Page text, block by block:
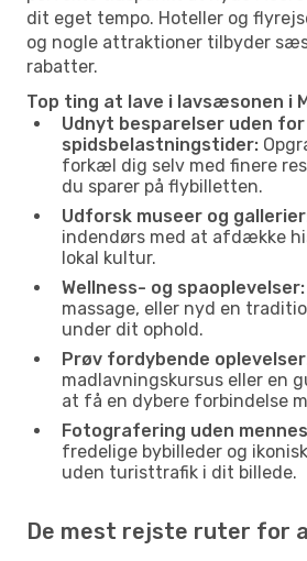
dit eget tempo. Hoteller og
og nogle attraktioner tilbyder
rabatter.
Top ting at lave i lavsæsonen i
Udnyt besparelser uden for
spidsbelastningstider:
forkæl dig selv med finere
du sparer på flybilletten.
Udforsk museer og
indendørs med at afdække
lokal kultur.
Wellness- og spaoplevelser:
massage, eller nyd en
under dit ophold.
Prøv fordybende
madlavningskursus eller en
at få en dybere forbindelse
Fotografering uden
fredelige bybilleder og
uden turisttrafik i dit billede.
De mest rejste ruter for